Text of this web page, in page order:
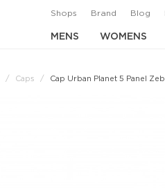
Shops Brand Blog
MENS WOMENS
Caps Cap Urban Planet 5 Panel Zeb